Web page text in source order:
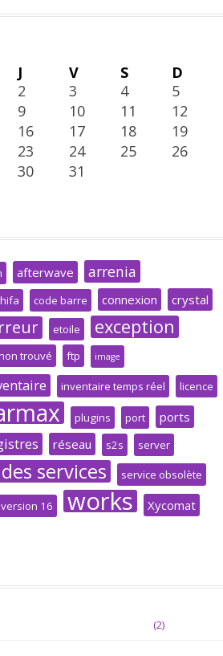
J V S
D
2 3 4
5
9 10 11
12
16 17 18
19
23 24 25
26
30 31
afterwave arrenia
code barre connexion crystal
etoile exception
trouvé ftp image
inventaire temps réel licence
plugins port ports
réseau s2s server
services service obsolète
version 16 works Xycomat
(2)